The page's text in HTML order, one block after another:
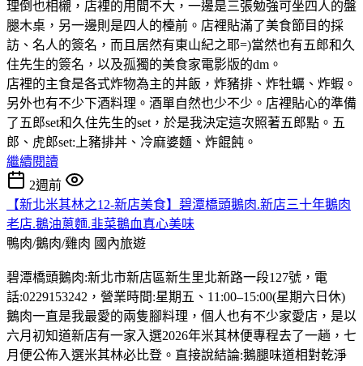
理倒也相櫬，店裡的用間不大，一邊是三張勉強可坐四人的盤
腿木桌，另一邊則是四人的檯前。店裡貼滿了美食節目的採
訪、名人的簽名，而且居然有東山紀之耶=)當然也有五郎和久
住先生的簽名，以及孤獨的美食家電影版的dm。
店裡的主食是各式炸物為主的丼飯，炸豬排、炸牡蠣、炸蝦。
另外也有不少下酒料理。酒單自然也少不少。店裡貼心的準備
了五郎set和久住先生的set，於是我決定這次照著五郎點。五
郎、虎郎set:上豬排丼、冷麻婆麵、炸餛飩。
繼續閱讀
2週前
【新北米其林之12-新店美食】碧潭橋頭鵝肉.新店三十年鵝肉
老店.鵝油蔥麵.韭菜鵝血真心美味
鴨肉/鵝肉/雞肉 國內旅遊
碧潭橋頭鵝肉:新北市新店區新生里北新路一段127號，電
話:0229153242，營業時間:星期五、11:00–15:00(星期六日休)
鵝肉一直是我最愛的兩隻腳料理，個人也有不少家愛店，是以
六月初知道新店有一家入選2026年米其林便專程去了一趟，七
月便公佈入選米其林必比登。直接說結論:鵝腿味道相對乾淨